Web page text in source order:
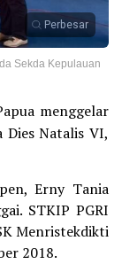
Perbesar
Sekda Kepulauan
menggelar
Dies Natalis VI,
Erny Tania
STKIP PGRI
Menristekdikti
2018.